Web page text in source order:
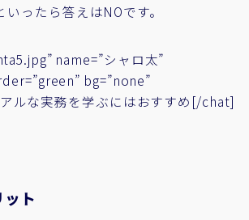
ったら答えはNOです。
name=”シャロ太”
bg=”none”
ルな実務を学ぶにはおすすめ[/chat]
ト